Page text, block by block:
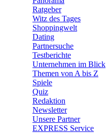
Ratgeber
Witz des Tages
Shoppingwelt
Dating
Partnersuche
Testberichte
Unternehmen im Blick
Themen von A bis Z
Spiele
Quiz
Redaktion
Newsletter
Unsere Partner
EXPRESS Service